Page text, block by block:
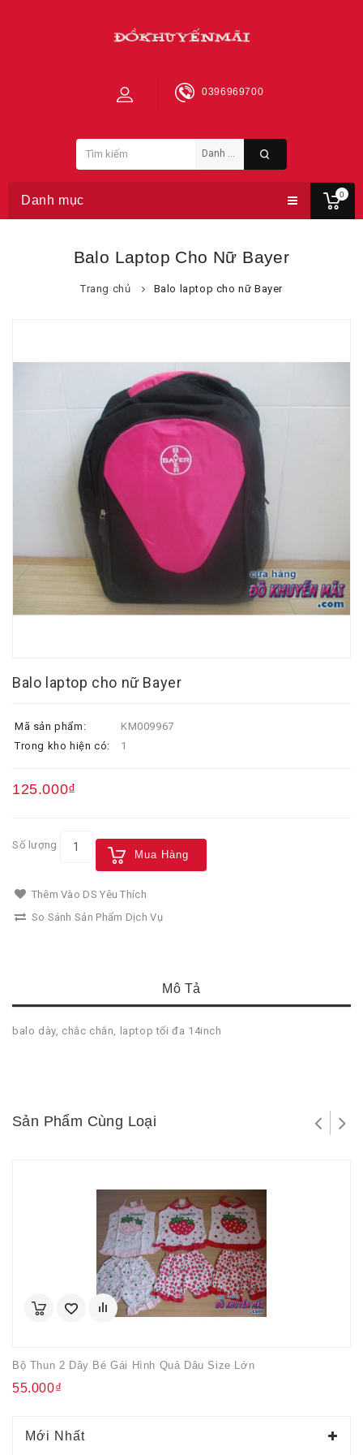
0
0396969700
Danh mục
Balo Laptop Cho Nữ Bayer
Trang chủ Balo laptop cho nữ Bayer
Balo laptop cho nữ Bayer
Mã sản phẩm:
KM009967
Trong kho hiện có:
1
125.000₫
Số lượng
Mua Hàng
Thêm Vào DS Yêu Thích
So Sánh Sản Phẩm Dịch Vụ
Mô Tả
balo dày, chắc chắn, laptop tối đa 14inch
Sản Phẩm Cùng Loại
Bộ Thun 2 Dây Bé Gái Hình Quả Dâu Size Lớn
55.000₫
Mới Nhất